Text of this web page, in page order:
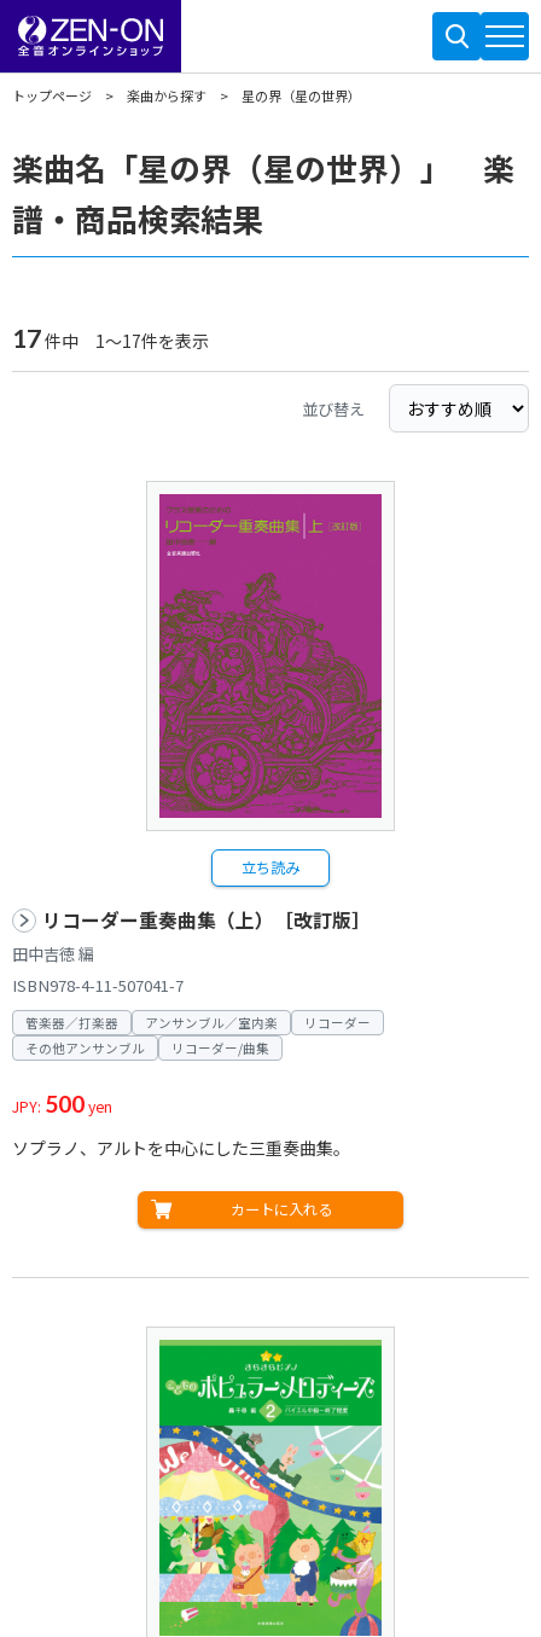
トップページ 楽曲から探す 星の界（星の世界）
楽曲名「星の界（星の世界）」 楽
譜・商品検索結果
17件中 1～17件を表示
並び替え
立ち読み
リコーダー重奏曲集（上）［改訂版］
田中吉徳 編
ISBN978-4-11-507041-7
管楽器／打楽器 アンサンブル／室内楽
リコーダー
その他アンサンブル
リコーダー/曲集
JPY: 500yen
ソプラノ、アルトを中心にした三重奏曲集。
カートに入れる